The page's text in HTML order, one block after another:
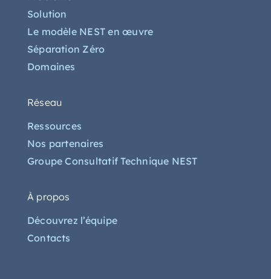
Solution
Le modèle NEST en œuvre
Séparation Zéro
Domaines
Réseau
Ressources
Nos partenaires
Groupe Consultatif Technique NEST
À propos
Découvrez l’équipe
Contacts